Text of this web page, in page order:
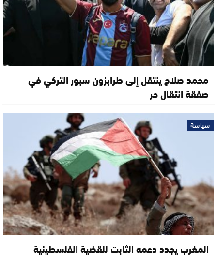
محمد صلاح ينتقل إلى طرابزون سبور التركي في
صفقة انتقال حر
سياسة
المغرب يجدد دعمه الثابت للقضية الفلسطينية